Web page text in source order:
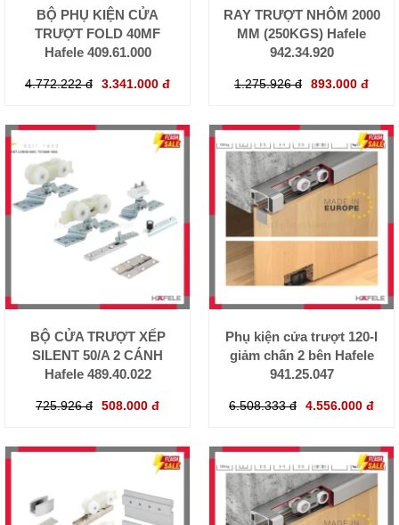
BỘ PHỤ KIỆN CỬA
TRƯỢT FOLD 40MF
Hafele 409.61.000
4.772.222 đ 3.341.000 đ
RAY TRƯỢT NHÔM 2000
MM (250KGS) Hafele
942.34.920
1.275.926 đ 893.000 đ
BỘ CỬA TRƯỢT XẾP
SILENT 50/A 2 CÁNH
Hafele 489.40.022
725.926 đ 508.000 đ
Phụ kiện cửa trượt 120-I
giảm chấn 2 bên Hafele
941.25.047
6.508.333 đ 4.556.000 đ